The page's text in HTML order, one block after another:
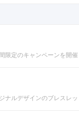
限定のキャンペーンを開催
ナルデザインのブレスレ